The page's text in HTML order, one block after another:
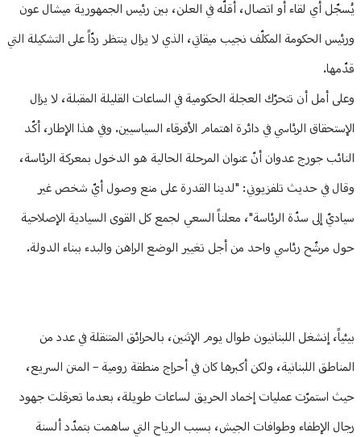
يُسجّل أي لقاء أو اتصال، أقلّه في العلن، بين رئيس الجمهورية ميشال عون
ورئيس الحكومة المكلّف نجيب ميقاتي، الذي لا يزال ينتظر ردّاً على التشكيلة التي
قدّمها.
وعلى أمل أن تتحرّك العجلة الحكومية في الساعات القليلة المقبلة، لا يزال
الإستحقاق الرئاسي في دائرة اهتمام الأفرقاء السياسيين. وفي هذا الإطار، أكّد
النائب جورج عدوان أنّ عنوان المرحلة الحالية هو الدخول بمعركة الرئاسة،
وقال في حديث تلفزيوني: "لدينا القدرة على منع وصول أيّ شخص غير
سياديّ إلى سدّة الرئاسة"، معلناً السعي لجمع كل القوى السيادية الإصلاحية
حول مرشّح رئاسي واحد من أجل تغيير الوضع الراهن والبدء ببناء الدولة.
بيئياً، إنشغل اللبنانيون طوال يوم الإثنين، بالحرائق المتنقلة في عدد من
المناطق اللبنانية، ولكن أكبرها كان في أحراج منطقة رومية – المتن السريع،
حيث استمرّت عمليات إخماد الحريق لساعات طويلة، بعدما تعرقلت جهود
رجال الإطفاء وطوافات الجيش، بسبب الرياح التي ساهمت بتمدّد ألسنة